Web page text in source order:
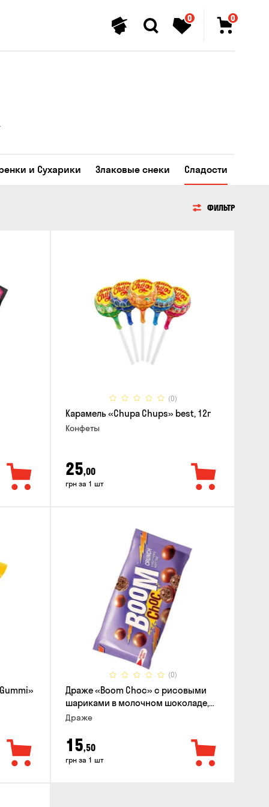
0 0
и Сухарики Злаковые снеки Сладости
ФИЛЬТР
(0)
Карамель «Chupa Chups» best, 12г
Конфеты
25,00
грн за 1 шт
(0)
Драже «Boom Choc» с рисовыми
шариками в молочном шоколаде,
30г
Драже
15,50
грн за 1 шт